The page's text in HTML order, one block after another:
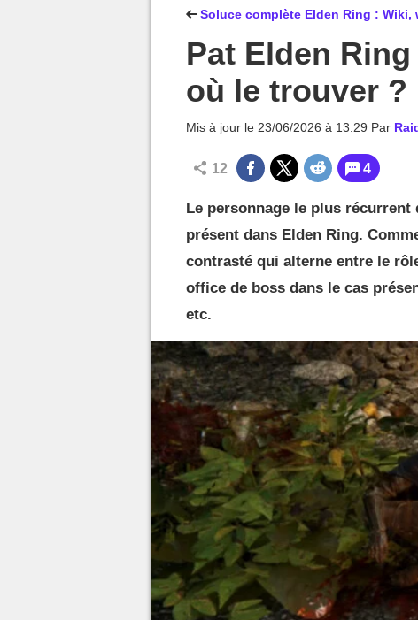
Soluce complète Elden Ring :
Pat Elden
où le trouver ?
Mis à jour le 23/06/2026 à 13:29 Par
12 4
Le personnage le plus
présent dans Elden Ring.
contrasté qui alterne entre le
office de boss dans le cas
etc.